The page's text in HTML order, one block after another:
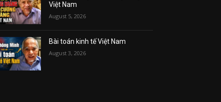
Việt Nam
August 5, 2026
Bài toán kinh tế Việt Nam
August 3, 2026